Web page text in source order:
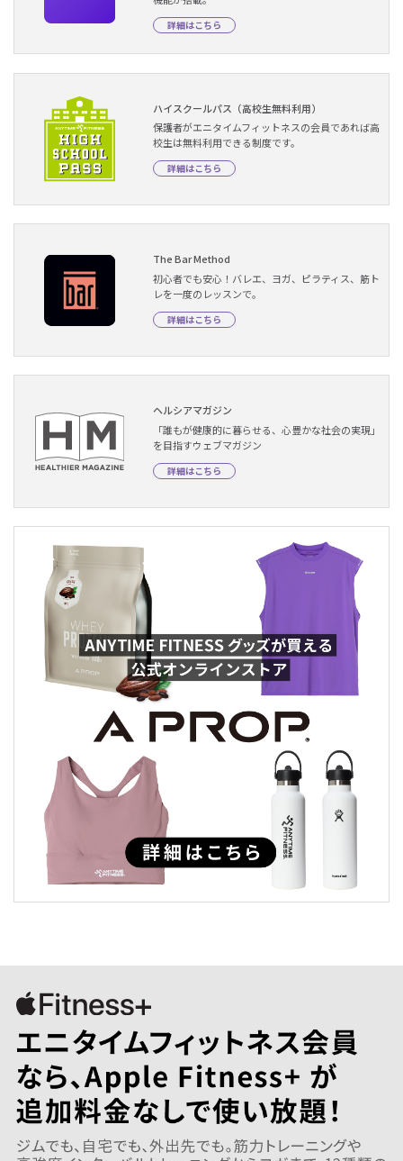
詳細はこちら
ハイスクールパス（高校生無料利用）
保護者がエニタイムフィットネスの会員であれば高
校生は無料利用できる制度です。
詳細はこちら
The Bar Method
初心者でも安心！バレエ、ヨガ、ピラティス、筋ト
レを一度のレッスンで。
詳細はこちら
ヘルシアマガジン
「誰もが健康的に暮らせる、心豊かな社会の実現」
を目指すウェブマガジン
詳細はこちら